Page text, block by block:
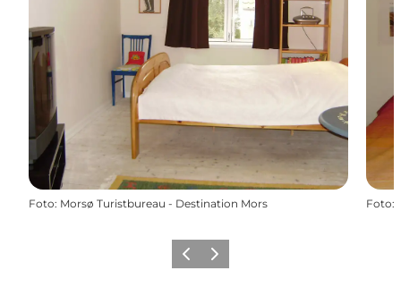
Foto: Morsø Turistbureau - Destination Mors Foto:
Vorherige Folie
Nächste Folie